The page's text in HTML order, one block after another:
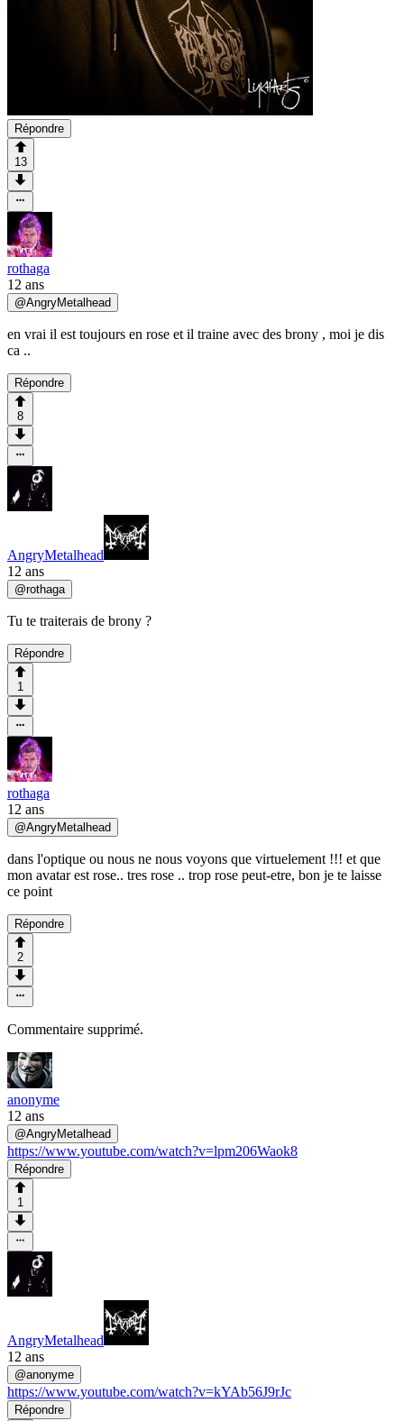
Répondre
13
rothaga
12 ans
@AngryMetalhead
en vrai il est toujours en rose et il traine avec des brony , moi je dis
ca ..
Répondre
8
AngryMetalhead
12 ans
@rothaga
Tu te traiterais de brony ?
Répondre
1
rothaga
12 ans
@AngryMetalhead
dans l'optique ou nous ne nous voyons que virtuelement !!! et que
mon avatar est rose.. tres rose .. trop rose peut-etre, bon je te laisse
ce point
Répondre
2
Commentaire supprimé.
anonyme
12 ans
@AngryMetalhead
https://www.youtube.com/watch?v=lpm206Waok8
Répondre
1
AngryMetalhead
12 ans
@anonyme
https://www.youtube.com/watch?v=kYAb56J9rJc
Répondre